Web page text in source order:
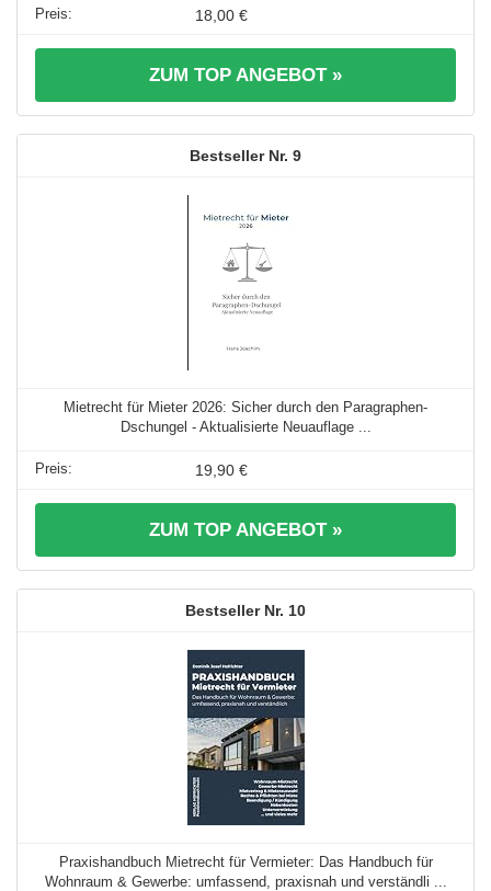
18,00 €
ZUM TOP ANGEBOT »
9
Mietrecht für Mieter 2026: Sicher durch den Paragraphen-
Dschungel - Aktualisierte Neuauflage ...
19,90 €
ZUM TOP ANGEBOT »
10
Praxishandbuch Mietrecht für Vermieter: Das Handbuch für
Wohnraum & Gewerbe: umfassend, praxisnah und verständli ...